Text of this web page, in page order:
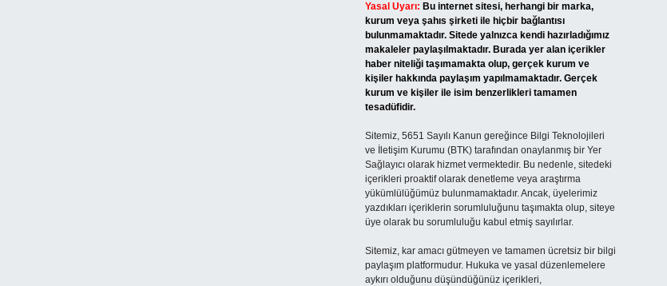
Yasal Uyarı: Bu internet sitesi, herhangi bir marka,
kurum veya şahıs şirketi ile hiçbir bağlantısı
bulunmamaktadır. Sitede yalnızca kendi hazırladığımız
makaleler paylaşılmaktadır. Burada yer alan içerikler
haber niteliği taşımamakta olup, gerçek kurum ve
kişiler hakkında paylaşım yapılmamaktadır. Gerçek
kurum ve kişiler ile isim benzerlikleri tamamen
tesadüfidir.
Sitemiz, 5651 Sayılı Kanun gereğince Bilgi Teknolojileri
ve İletişim Kurumu (BTK) tarafından onaylanmış bir Yer
Sağlayıcı olarak hizmet vermektedir. Bu nedenle, sitedeki
içerikleri proaktif olarak denetleme veya araştırma
yükümlülüğümüz bulunmamaktadır. Ancak, üyelerimiz
yazdıkları içeriklerin sorumluluğunu taşımakta olup, siteye
üye olarak bu sorumluluğu kabul etmiş sayılırlar.
Sitemiz, kar amacı gütmeyen ve tamamen ücretsiz bir bilgi
paylaşım platformudur. Hukuka ve yasal düzenlemelere
aykırı olduğunu düşündüğünüz içerikleri,